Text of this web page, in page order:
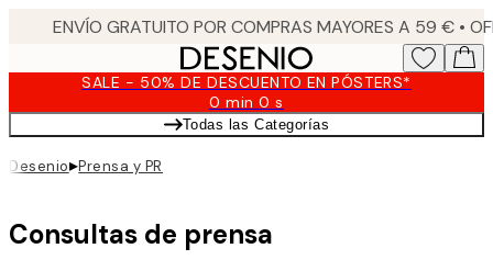
SALE - 50% DE DESCUENTO EN PÓSTERS*
0 min0 s
Válido
hasta:
Todas las Categorías
Desenio▸Prensa y PR
Consultas de prensa